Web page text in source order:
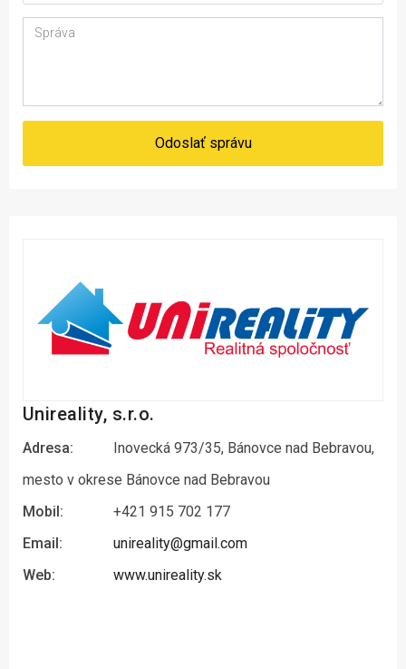
Odoslať správu
Unireality, s.r.o.
Adresa:
Inovecká 973/35, Bánovce nad Bebravou,
mesto v okrese Bánovce nad Bebravou
Mobil:
+421 915 702 177
Email:
unireality@gmail.com
Web:
www.unireality.sk